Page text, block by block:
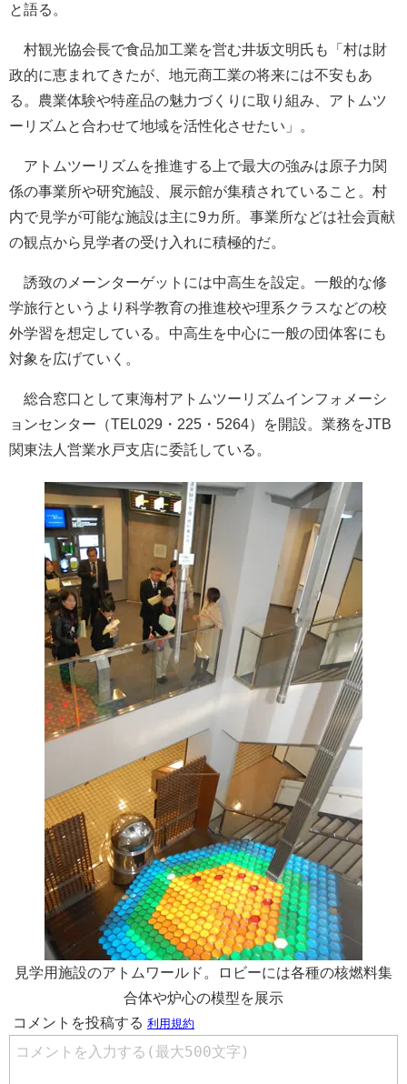
と語る。
村観光協会長で食品加工業を営む井坂文明氏も「村は財
政的に恵まれてきたが、地元商工業の将来には不安もあ
る。農業体験や特産品の魅力づくりに取り組み、アトムツ
ーリズムと合わせて地域を活性化させたい」。
アトムツーリズムを推進する上で最大の強みは原子力関
係の事業所や研究施設、展示館が集積されていること。村
内で見学が可能な施設は主に9カ所。事業所などは社会貢献
の観点から見学者の受け入れに積極的だ。
誘致のメーンターゲットには中高生を設定。一般的な修
学旅行というより科学教育の推進校や理系クラスなどの校
外学習を想定している。中高生を中心に一般の団体客にも
対象を広げていく。
総合窓口として東海村アトムツーリズムインフォメーシ
ョンセンター（TEL029・225・5264）を開設。業務をJTB
関東法人営業水戸支店に委託している。
見学用施設のアトムワールド。ロビーには各種の核燃料集
合体や炉心の模型を展示